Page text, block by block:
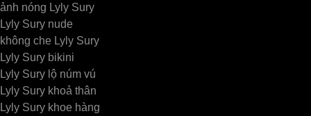
ảnh nóng Lyly Sury
Lyly Sury nude
không che Lyly Sury
Lyly Sury bikini
Lyly Sury lộ núm vú
Lyly Sury khoả thân
Lyly Sury khoe hàng